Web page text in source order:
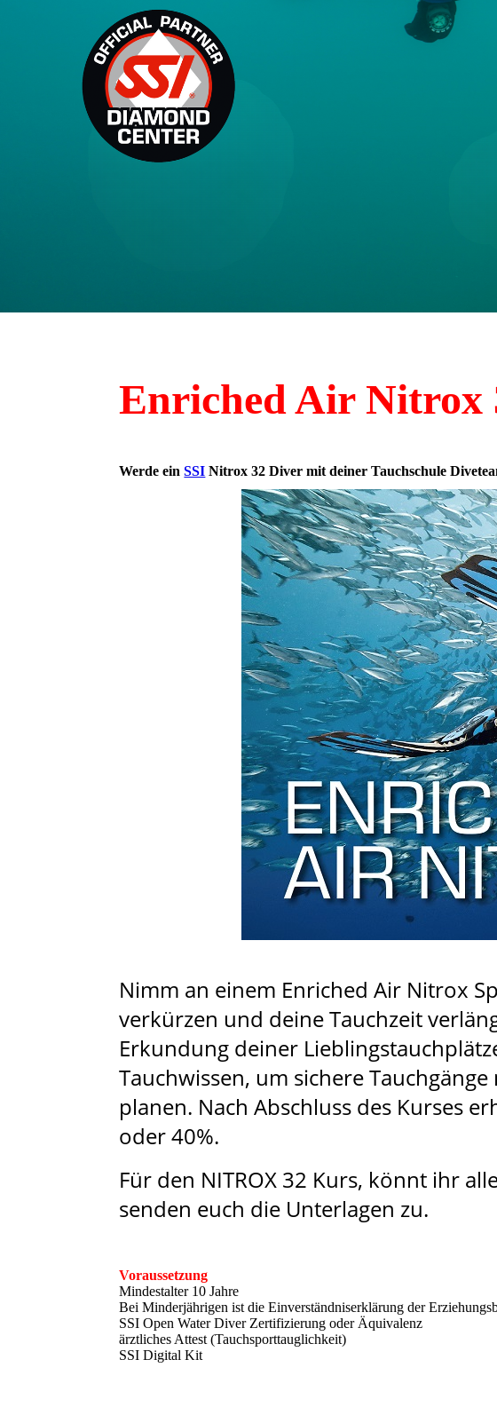
Enriched Air Nitrox
Werde einSSI Nitrox 32 Diver mit deiner Tauchschule
Nimm an einem Enriched Air Nitrox
verkürzen und deine Tauchzeit
Erkundung deiner
Tauchwissen, um sichere
planen. Nach Abschluss des Kurses
oder 40%.
Für den NITROX 32 Kurs, könnt ihr
senden euch die Unterlagen zu.
Voraussetzung
Mindestalter 10 Jahre
Bei Minderjährigen ist die Einverständniserklärung der
SSI Open Water Diver Zertifizierung oder Äquivalenz
ärztliches Attest (Tauchsporttauglichkeit)
SSI Digital Kit